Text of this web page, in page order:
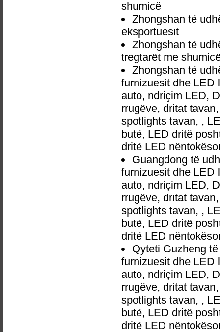
shumicë
Zhongshan të
eksportuesit
Zhongshan të
tregtarët me
Zhongshan të
furnizuesit dhe LED
auto, ndriçim LED,
rrugëve, dritat
spotlights tavan, ,
butë, LED dritë
dritë LED
Guangdong të
furnizuesit dhe LED
auto, ndriçim LED,
rrugëve, dritat
spotlights tavan, ,
butë, LED dritë
dritë LED
Qyteti Guzheng
furnizuesit dhe LED
auto, ndriçim LED,
rrugëve, dritat
spotlights tavan, ,
butë, LED dritë
dritë LED